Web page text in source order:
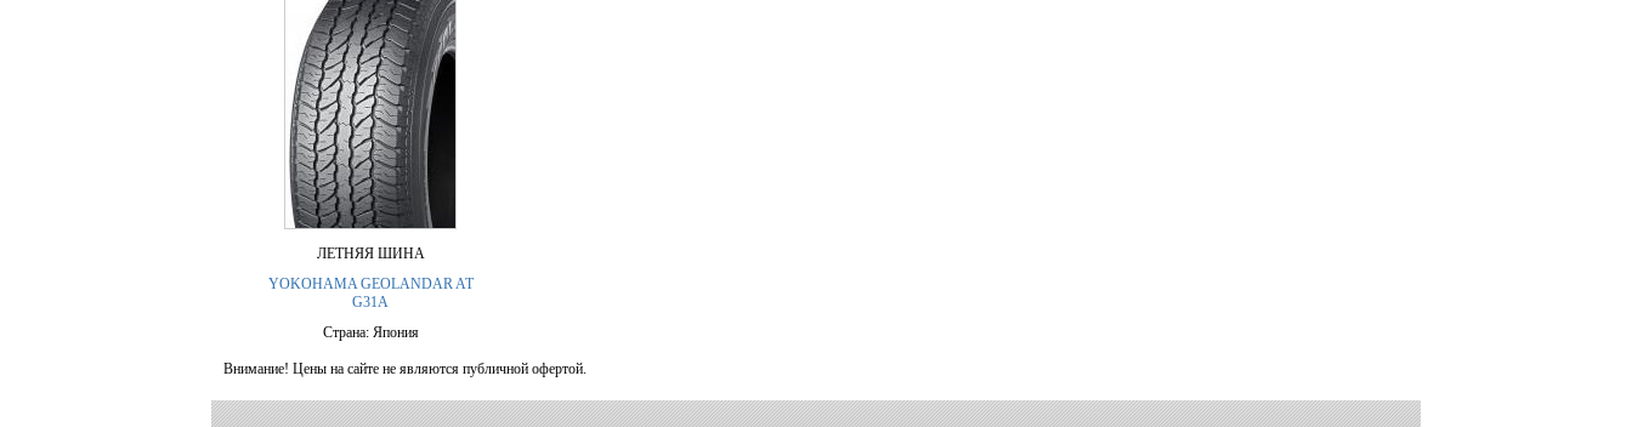
ЛЕТНЯЯ ШИНА
YOKOHAMA GEOLANDAR AT
G31A
Страна: Япония
Внимание! Цены на сайте не являются публичной офертой.